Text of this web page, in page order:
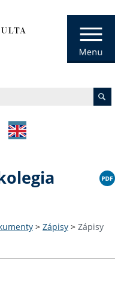
> Zápisy > Zápisy